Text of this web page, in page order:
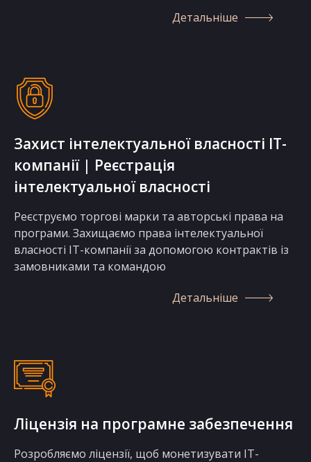
Детальніше
Захист інтелектуальної власності IT-
компанії | Реєстрація
інтелектуальної власності
Реєструємо торгові марки та авторські права на
програми. Захищаємо права інтелектуальної
власності IT-компанії за допомогою контрактів із
замовниками та командою
Детальніше
Ліцензія на програмне забезпечення
Розробляємо ліцензії, щоб монетизувати IT-